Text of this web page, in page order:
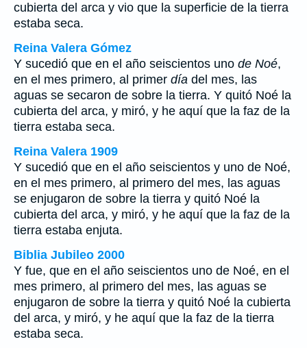
cubierta del arca y vio que la superficie de la tierra
estaba seca.
Reina Valera Gómez
Y sucedió que en el año seiscientos uno de Noé,
en el mes primero, al primer día del mes, las
aguas se secaron de sobre la tierra. Y quitó Noé la
cubierta del arca, y miró, y he aquí que la faz de la
tierra estaba seca.
Reina Valera 1909
Y sucedió que en el año seiscientos y uno de Noé,
en el mes primero, al primero del mes, las aguas
se enjugaron de sobre la tierra y quitó Noé la
cubierta del arca, y miró, y he aquí que la faz de la
tierra estaba enjuta.
Biblia Jubileo 2000
Y fue, que en el año seiscientos uno de Noé, en el
mes primero, al primero del mes, las aguas se
enjugaron de sobre la tierra y quitó Noé la cubierta
del arca, y miró, y he aquí que la faz de la tierra
estaba seca.